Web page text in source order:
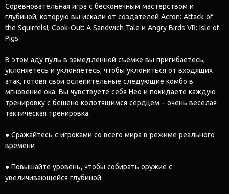
Соревновательная игра с бесконечным мастерством и
глубиной, которую вы искали от создателей Acron: Attack of
the Squirrels!, Cook-Out: A Sandwich Tale и Angry Birds VR: Isle of
Pigs.
В этом аду пуль в замедленной съемке вы пригибаетесь,
уклоняетесь и уклоняетесь, чтобы уклониться от входящих
атак, готовя свои ослепительные следующие комбо в
мгновение ока. Вы чувствуете себя Нео и покидаете каждую
тренировку с бешено колотящимся сердцем – очень веселая
тактическая тренировка.
● Сражайтесь с игроками со всего мира в режиме реального
времени
● Повышайте уровень, чтобы собирать оружие с
увеличивающейся глубиной